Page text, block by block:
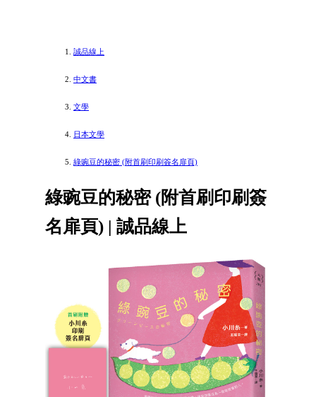
誠品線上
中文書
文學
日本文學
綠豌豆的秘密 (附首刷印刷簽名扉頁)
綠豌豆的秘密 (附首刷印刷簽
名扉頁) | 誠品線上